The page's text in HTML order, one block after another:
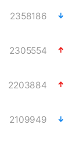
2358186
2305554
2203884
2109949